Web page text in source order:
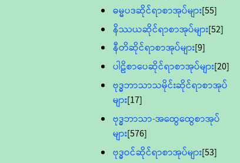
ဓမ္မပဒဆိုင်ရာစာအုပ်များ[55]
နိဿယဆိုင်ရာစာအုပ်များ[52]
နီတိဆိုင်ရာစာအုပ်များ[9]
ပါဠိစာပေဆိုင်ရာစာအုပ်များ[20]
ဗုဒ္ဓဘာသာသမိုင်းဆိုင်ရာစာအုပ်
များ[17]
ဗုဒ္ဓဘာသာ-အထွေထွေစာအုပ်
များ[576]
ဗုဒ္ဓဝင်ဆိုင်ရာစာအုပ်များ[53]